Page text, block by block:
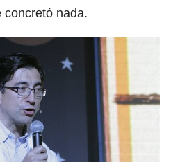
concretó nada.